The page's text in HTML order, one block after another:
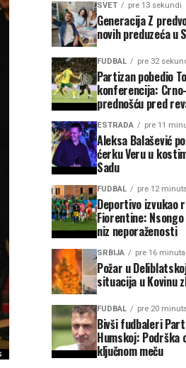
SVET pre 13 sekundi
Generacija Z
novih preduzeća u
FUDBAL pre 32
Partizan pobedio
konferencija:
prednošću pred
ESTRADA pre 11
Aleksa Balašević
ćerku Veru u
Sadu
FUDBAL pre 12 minuta
Deportivo izvukao
Fiorentine:
niz neporaženosti
SRBIJA pre 16 minuta
Požar u
situacija u Kovinu
FUDBAL pre 20 minuta
Bivši fudbaleri
Humskoj: Podrška
ključnom meču